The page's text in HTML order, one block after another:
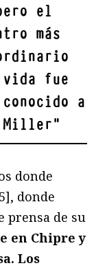
el
más
fue
a
Miller"
donde
donde
prensa de su
en Chipre y
Los